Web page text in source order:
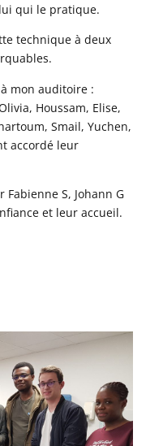
qui le pratique.
technique à deux
mon auditoire :
Houssam, Elise,
Smail, Yuchen,
accordé leur
S, Johann G
et leur accueil.